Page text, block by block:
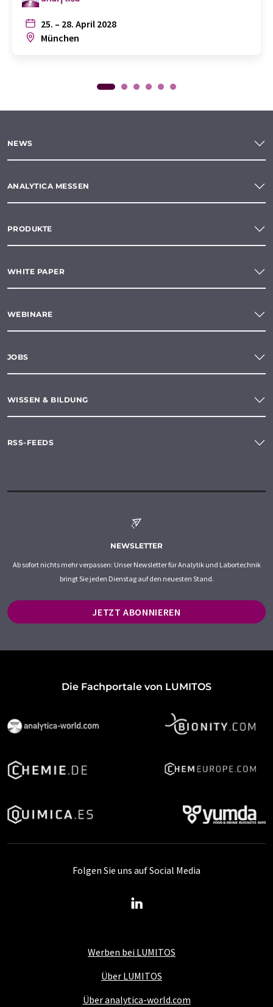
25. – 28. April 2028
München
NEWS
ANALYTICA MESSEN
PRODUKTE
WHITE PAPER
WEBINARE
JOBS
WISSEN & BILDUNG
RSS-FEEDS
NEWSLETTER
Ab sofort nichts mehr verpassen: Unser Newsletter für Analytik und Labortechnik
bringt Sie jeden Dienstag auf den neuesten Stand.
JETZT ABONNIEREN
Die Fachportale von LUMITOS
Werben bei LUMITOS
Über LUMITOS
Über analytica-world.com
Folgen Sie uns auf Social Media